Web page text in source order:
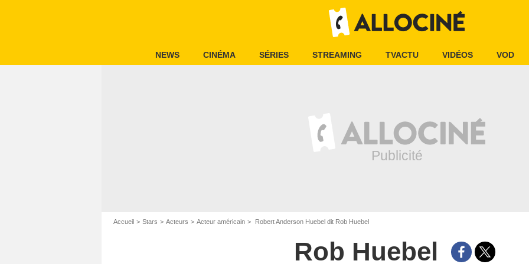
NEWS CINÉMA SÉRIES STREAMING TVACTU VIDÉOS VOD
Accueil Stars Acteurs Acteur américain Robert Anderson Huebel dit Rob Huebel
Rob Huebel